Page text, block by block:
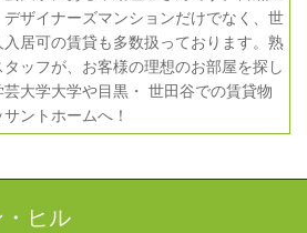
ザイナーズマンションだけでなく、世
居可の賃貸も多数扱っております。熟
ッフが、お客様の理想のお部屋を探し
大学大学や目黒・ 世田谷での賃貸物
ントホームへ！
ヒル